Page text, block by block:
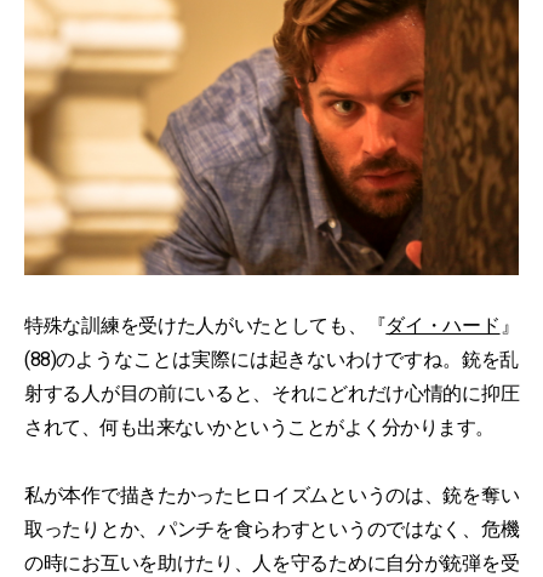
特殊な訓練を受けた人がいたとしても、『ダイ・ハード 』
(88)のようなことは実際には起きないわけですね。銃を乱
射する人が目の前にいると、それにどれだけ心情的に抑圧
されて、何も出来ないかということがよく分かります。
私が本作で描きたかったヒロイズムというのは、銃を奪い
取ったりとか、パンチを食らわすというのではなく、危機
の時にお互いを助けたり、人を守るために自分が銃弾を受